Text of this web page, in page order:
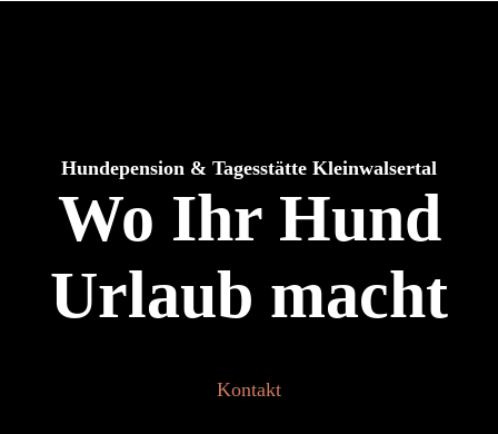
Hundepension & Tagesstätte Kleinwalsertal
Wo Ihr Hund
Urlaub macht
Kontakt